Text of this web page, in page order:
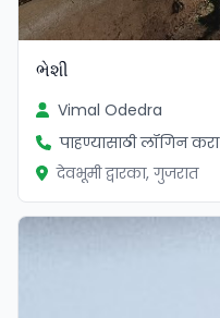
ભેશી
Vimal Odedra
पाहण्यासाठी लॉगिन करा
देवभूमी द्वारका, गुजरात